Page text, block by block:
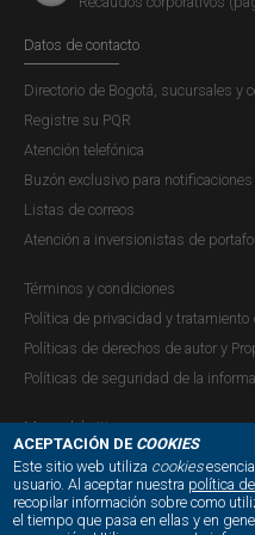
USD
ACEPTACIÓN DE COOKIES
Este sitio web utiliza cookies
usuario. Al aceptar nuestra política de
recopilar información sobre como
el tiempo que pasa en ellas y en
Datos de contacto
Directorio de Bogotá, sucursales y
Registre su PQR
Atención telefónica
Buzón exclusivo para
Listas de correos
Atención a inversionistas de
Términos y condiciones
Política de privacidad y
Políticas de derechos de autor y
Políticas de seguridad de la
Mapa del sitio
NUESTRAS